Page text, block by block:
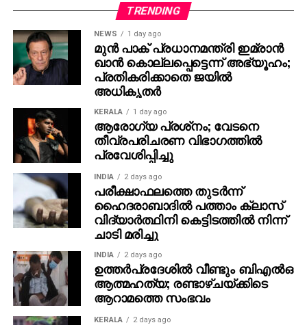
വര്‍ഗീസ്, തമിഴ് നടനും സംവിധായകനുമായ മിഷ്‌കിന്‍,
കതിര്‍, പാര്‍ത്ഥ് തിവാരി, തമിഴ് നായികാ താരം
സംയുക്ത വിശ്വനാഥന്‍ എന്നിവരും വേഷമിടുന്നുണ്ട്.
കബാലി, കെജിഎഫ് സീരിസ്, കൈതി, വിക്രം, ലിയോ,
സലാര്‍ എന്നീ പാന്‍ ഇന്ത്യന്‍ ചിത്രങ്ങളുടെ സംഘട്ടന
സംവിധാനം നിര്‍വഹിച്ചിട്ടുള്ള അന്‍പറിവ് മാസ്റ്റേഴ്‌സ്
‘ആര്‍ഡിഎക്‌സ്’ എന്ന ചിത്രത്തിന് ശേഷം വീണ്ടും
നഹാസ് ഹിദായത്തുമായി കൈകോര്‍ക്കുന്ന ചിത്രം
കൂടിയാണ് ‘ഐ ആം ഗെയിം’.
ഛായാഗ്രഹണം- ജിംഷി ഖാലിദ്, സംഗീതം- ജേക്‌സ്
ബിജോയ്, എഡിറ്റിംഗ്- ചമന്‍ ചാക്കോ, പ്രൊഡക്ഷന്‍
ഡിസൈനര്‍- അജയന്‍ ചാലിശ്ശേരി, മേക്കപ്പ് –
റോണക്‌സ് സേവ്യര്‍. കോസ്റ്റ്യൂം- മഷര്‍ ഹംസ,
പ്രൊഡക്ഷന്‍ കണ്‍ട്രോളര്‍- ദീപക് പരമേശ്വരന്‍,
അസോസിയേറ്റ് ഡയറക്ടര്‍- രോഹിത് ചന്ദ്രശേഖര്‍.
ഗാനരചന- മനു മഞ്ജിത്ത്, വിനായക് ശശികുമാര്‍, VFX –
തൗഫീഖ് – എഗ്വൈറ്റ്, പോസ്റ്റര്‍ ഡിസൈന്‍- ടെന്‍
പോയിന്റ്, സൗണ്ട് ഡിസൈന്‍- സിങ്ക് സിനിമ, സൗണ്ട്
മിക്‌സ് – കണ്ണന്‍ ഗണപത്, സ്റ്റില്‍സ്- എസ് ബി കെ,
TRENDING
NEWS 1 day ago
മുന്‍ പാക് പ്രധാനമന്ത്രി ഇമ്രാന്‍
ഖാന്‍ കൊല്ലപ്പെട്ടെന്ന് അഭ്യൂഹം;
പ്രതികരിക്കാതെ ജയില്‍
അധികൃതര്‍
KERALA 1 day ago
ആരോഗ്യ പ്രശ്‌നം; വേടനെ
തീവ്രപരിചരണ വിഭാഗത്തില്‍
പ്രവേശിപ്പിച്ചു
INDIA 2 days ago
പരീക്ഷാഫലത്തെ തുടര്‍ന്ന്
ഹൈദരാബാദില്‍ പത്താം ക്ലാസ്
വിദ്യാര്‍ത്ഥിനി കെട്ടിടത്തില്‍ നിന്ന്
ചാടി മരിച്ചു
INDIA 2 days ago
ഉത്തര്‍പ്രദേശില്‍ വീണ്ടും ബിഎല്‍ഒ
ആത്മഹത്യ; രണ്ടാഴ്ചയ്ക്കിടെ
ആറാമത്തെ സംഭവം
KERALA 2 days ago